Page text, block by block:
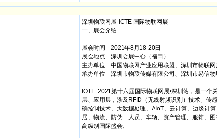
深圳物联网展-IOTE 国际物联网展
一、展会介绍
展会时间：2021年8月18-20日
展会地点：深圳会展中心（福田）
主办单位：中国物联网产业应用联盟、深圳市物联
承办单位：深圳市物联传媒有限公司、深圳市易信
IOTE 2021第十六届国际物联网展•深圳站，是一
层、应用层，涉及RFID（无线射频识别）技术、传
确控制技术、大数据处理、AIoT、云计算、边缘计
居、物流、防伪、人员、车辆、资产管理、服饰、
高级别国际盛会。